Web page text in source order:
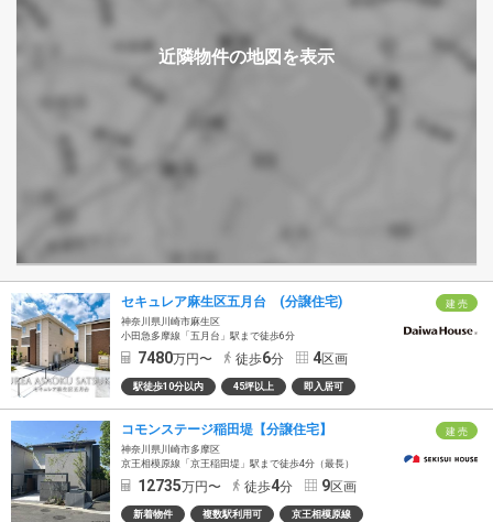
建 売
セキュレア麻生区五月台 (分譲住宅)
神奈川県川崎市麻生区
小田急多摩線「五月台」駅まで徒歩6分
7480万円〜 徒歩6分 4区画
駅徒歩10分以内 45坪以上 即入居可
建 売
コモンステージ稲田堤【分譲住宅】
神奈川県川崎市多摩区
京王相模原線「京王稲田堤」駅まで徒歩4分（最長）
12735万円〜 徒歩4分 9区画
新着物件 複数駅利用可 京王相模原線